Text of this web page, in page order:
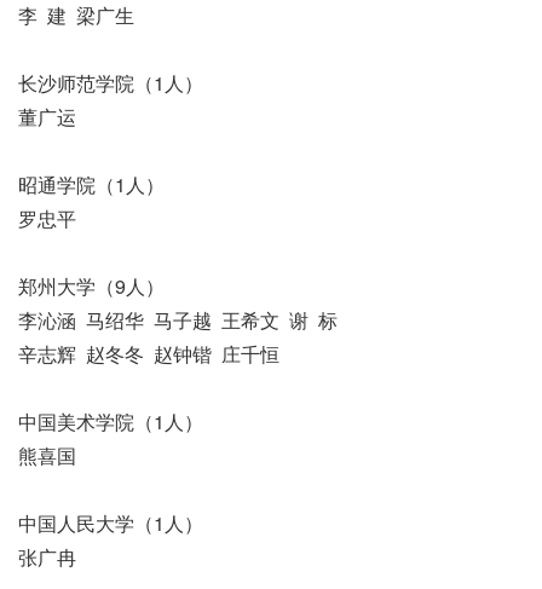
李 建 梁广生
长沙师范学院（1人）
董广运
昭通学院（1人）
罗忠平
郑州大学（9人）
李沁涵 马绍华 马子越 王希文 谢 标
辛志辉 赵冬冬 赵钟锴 庄千恒
中国美术学院（1人）
熊喜国
中国人民大学（1人）
张广冉